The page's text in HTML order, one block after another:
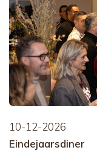
10-12-2026
Eindejaarsdiner